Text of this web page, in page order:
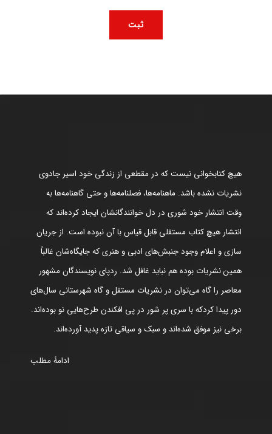
هیچ کتابخوانی نیست که در مقطعی از زندگی خود اسیر جادوی
نشریات نشده باشد. ماهنامه‌ها، فصلنامه‌ها و حتی گاهنامه‌ها به
وقت انتشار خود شوری در دل خوانندگانشان ایجاد کرده‌اند که
انتشار هیچ کتاب مستقلی قابل قیاس با آن نبوده است. از جریان
سازی و اعلام وجود جنبش‌های ادبی و هنری که جایگاه‌شان غالباً
همین نشریات بوده هم نباید غافل شد. ردپای نویسندگان مشهور
معاصر را گاه می‌توان در نشریات مستقل و گاه شهرستانی سال‌های
دور پیدا کردکه با سری پر شور در پی افکندن طرح‌هایی نو بوده‌اند.
برخی نیز موفق شده‌اند و سبک و سیاقی تازه پدید آورده‌اند.
ادامۀ مطلب